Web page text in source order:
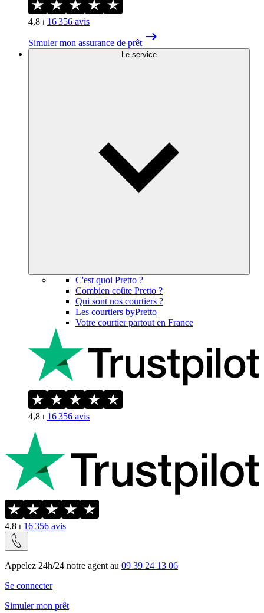
4,8 ⏐ 16 356 avis
Simuler mon assurance de prêt
Le service
C'est quoi Pretto ?
Combien coûte Pretto ?
Qui sont nos courtiers ?
Les courtiers byPretto
Votre courtier partout en France
4,8 ⏐ 16 356 avis
4,8 ⏐ 16 356 avis
Appelez 24h/24 notre agent au 09 39 24 13 06
Se connecter
Simuler mon prêt